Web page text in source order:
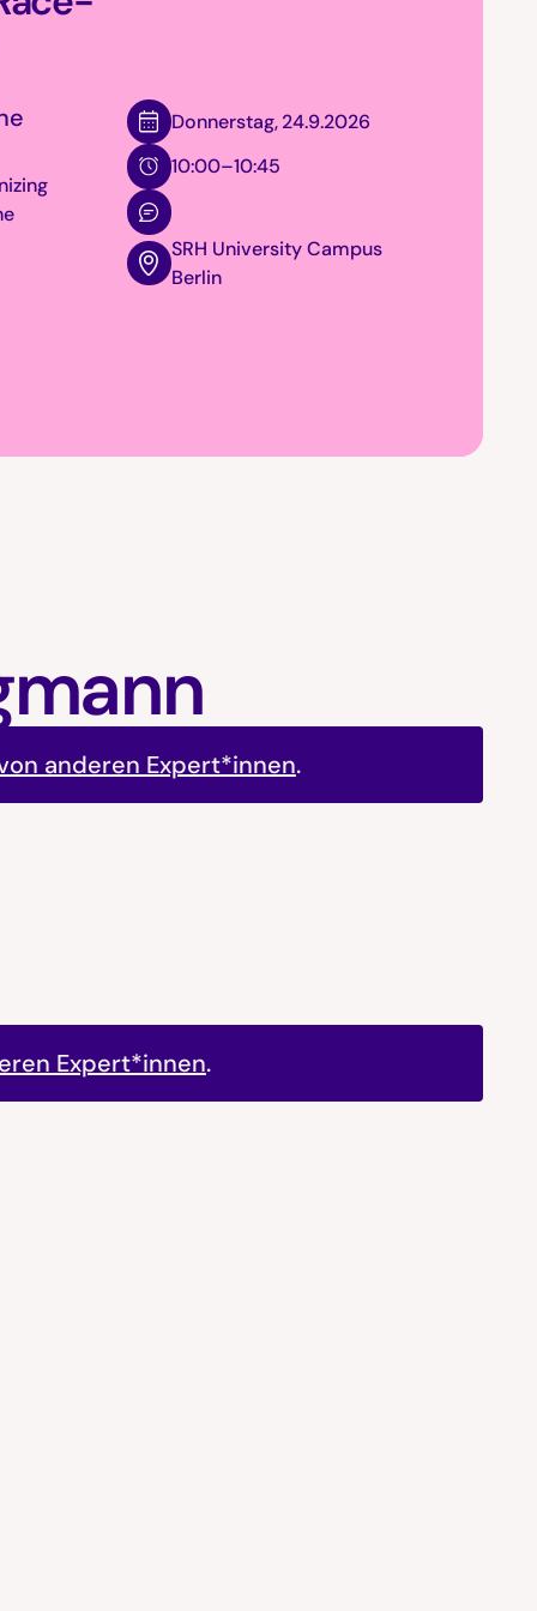
Donnerstag,24.9.2026
10:00–10:45
SRH University Campus
Berlin
anderen Expert*innen.
Expert*innen.